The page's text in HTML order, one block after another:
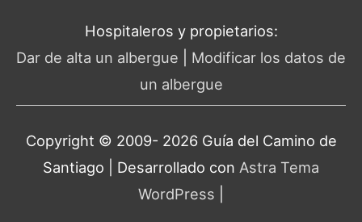
Hospitaleros y propietarios:
Dar de alta un albergue
Modificar los datos de
un albergue
Copyright © 2009- 2026 Guía del Camino de
Santiago | Desarrollado con Astra Tema
WordPress